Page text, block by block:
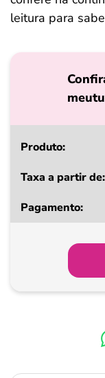
leitura para
Produto
a
Pagamento